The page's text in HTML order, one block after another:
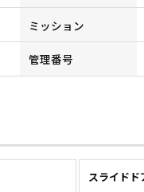
ミッション
管理番号
スライドド